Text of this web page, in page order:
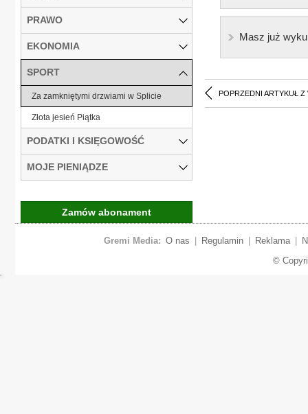
Masz już
POPRZEDNI ARTYKUŁ Z
PRAWO
EKONOMIA
SPORT
Za zamkniętymi drzwiami w Splicie
Złota jesień Piątka
PODATKI I KSIĘGOWOŚĆ
MOJE PIENIĄDZE
Zamów abonament
Gremi Media: O nas Regulamin Reklama
©